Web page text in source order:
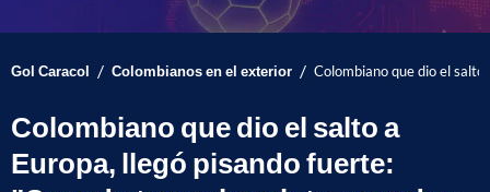
Gol Caracol / Colombianos en el exterior / Colombiano que dio el
Colombiano que dio el salto a
Europa, llegó pisando fuerte: